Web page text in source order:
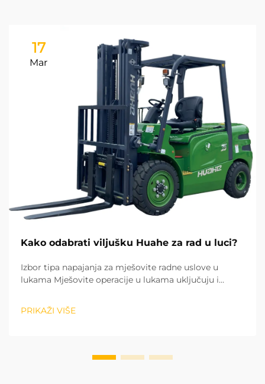
17
Mar
Kako odabrati viljušku Huahe za rad u luci?
Izbor tipa napajanja za mješovite radne uslove u
lukama Mješovite operacije u lukama uključuju i
utovar i istovar tereta na otvorenom dvorištu. To čini
tip snage prvim faktorom prilikom izbora viljuškara....
PRIKAŽI VIŠE